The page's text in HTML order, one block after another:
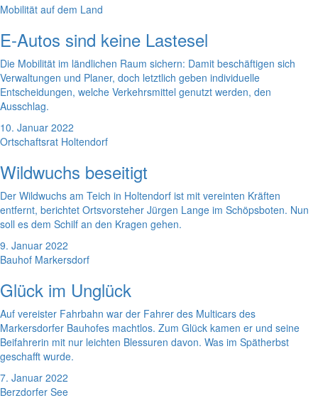
Mobilität auf dem Land
E-Autos sind keine Lastesel
Die Mobilität im ländlichen Raum sichern: Damit beschäftigen sich
Verwaltungen und Planer, doch letztlich geben individuelle
Entscheidungen, welche Verkehrsmittel genutzt werden, den
Ausschlag.
10. Januar 2022
Ortschaftsrat Holtendorf
Wildwuchs beseitigt
Der Wildwuchs am Teich in Holtendorf ist mit vereinten Kräften
entfernt, berichtet Ortsvorsteher Jürgen Lange im Schöpsboten. Nun
soll es dem Schilf an den Kragen gehen.
9. Januar 2022
Bauhof Markersdorf
Glück im Unglück
Auf vereister Fahrbahn war der Fahrer des Multicars des
Markersdorfer Bauhofes machtlos. Zum Glück kamen er und seine
Beifahrerin mit nur leichten Blessuren davon. Was im Spätherbst
geschafft wurde.
7. Januar 2022
Berzdorfer See